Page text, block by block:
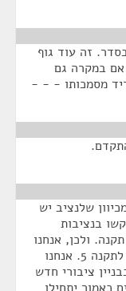
זה עוד גוף
אם במקרה גם
מסמכותו - - -
שלנציב יש
בנציבות
ולכן, אנחנו
הצענו את הנוסח הבא שהוא בעצם הפנייה לתקנה 5. אנחנו
"(א) בבניין ציבורי חדש